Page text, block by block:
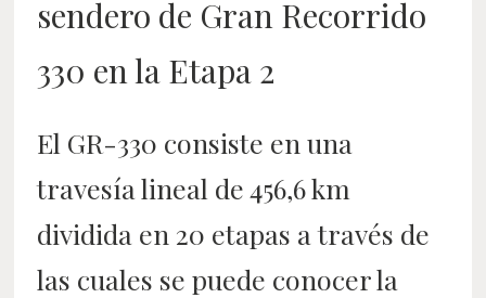
sendero de Gran Recorrido
330 en la Etapa 2
El GR-330 consiste en una
travesía lineal de 456,6 km
dividida en 20 etapas a través de
las cuales se puede conocer la